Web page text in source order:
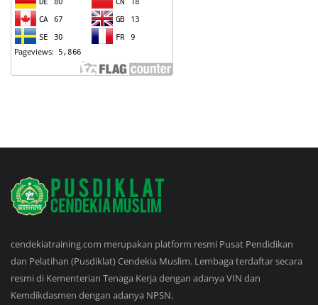
cendekiatraining.com merupakan platform resmi Pusat Pendidikan
dan Pelatihan (Pusdiklat) Cendekia Muslim. Lembaga terdaftar secara
resmi di Kementerian Tenaga Kerja dengan adanya VIN dan
Kemdikdasmen dengan adanya NPSN.